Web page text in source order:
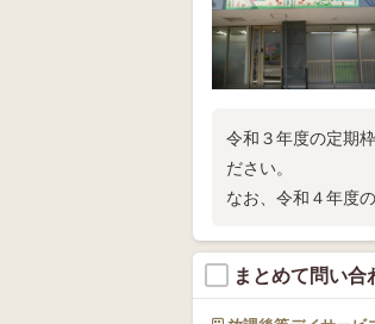
令和３年度の定期
ださい。
なお、令和４年度
まとめて問い合